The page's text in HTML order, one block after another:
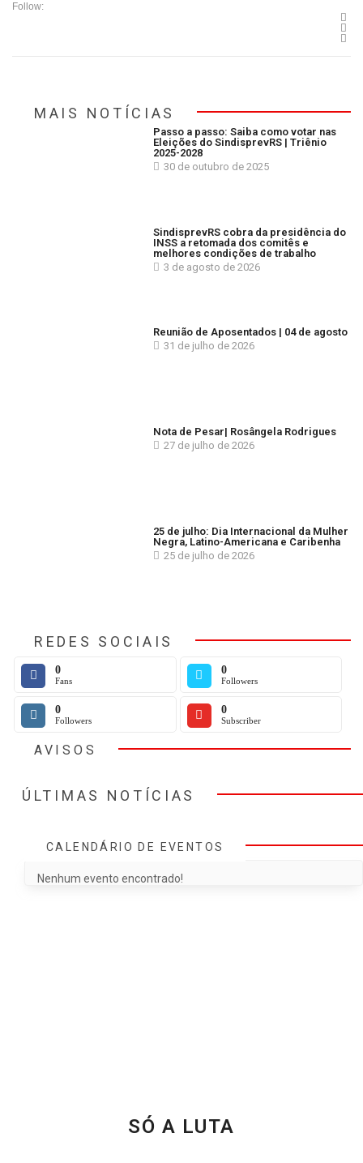
Follow:
MAIS NOTÍCIAS
Passo a passo: Saiba como votar nas
Eleições do SindisprevRS | Triênio
2025-2028
30 de outubro de 2025
SindisprevRS cobra da presidência do
INSS a retomada dos comitês e
melhores condições de trabalho
3 de agosto de 2026
Reunião de Aposentados | 04 de agosto
31 de julho de 2026
Nota de Pesar| Rosângela Rodrigues
27 de julho de 2026
25 de julho: Dia Internacional da Mulher
Negra, Latino-Americana e Caribenha
25 de julho de 2026
REDES SOCIAIS
0
Fans
0
Followers
0
Followers
0
Subscriber
AVISOS
ÚLTIMAS NOTÍCIAS
CALENDÁRIO DE EVENTOS
Nenhum evento encontrado!
SÓ A LUTA